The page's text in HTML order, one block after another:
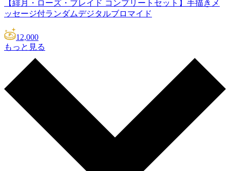
【緋月・ローズ・ブレイド コンプリートセット】手描きメ
ッセージ付ランダムデジタルブロマイド
12,000
もっと見る